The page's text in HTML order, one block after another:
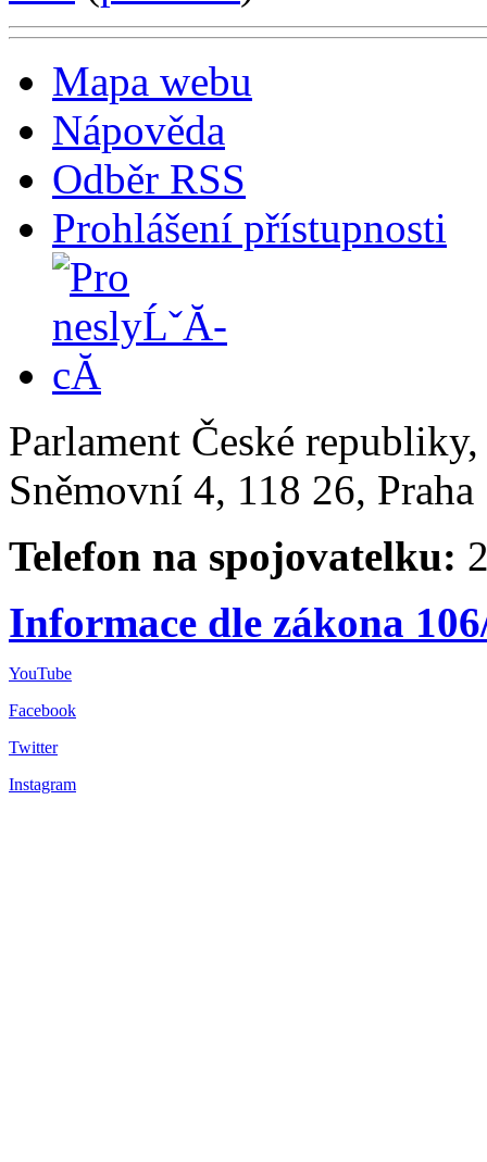
Mapa webu
Nápověda
Odběr RSS
Prohlášení přístupnosti
Parlament České
Sněmovní 4, 118 26,
Telefon na spojovatelku:
Informace dle zákona
YouTube
Facebook
Twitter
Instagram